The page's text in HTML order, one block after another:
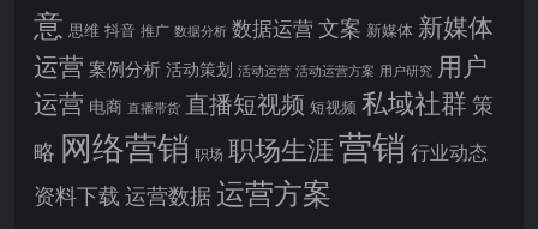
意 思维 抖音 推广 数据分析 数据运营 文案 新媒体 新媒体
运营 案例分析 活动策划 活动运营 活动运营方案 用户研究 用户
运营 电商 直播带货 直播短视频 短视频 私域社群 策
略 网络营销 职场 职场生涯营销 行业动态
资料下载 运营数据运营方案